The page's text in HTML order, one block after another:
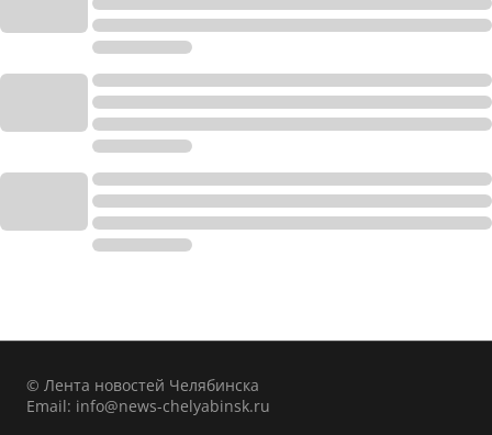
© Лента новостей Челябинска
Email: info@news-chelyabinsk.ru